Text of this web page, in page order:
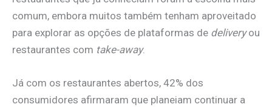
comum, embora muitos também tenham aproveitado
para explorar as opções de plataformas de deliveryou
restaurantes com take-away.
Já com os restaurantes abertos, 42% dos
consumidores afirmaram que planeiam continuar a